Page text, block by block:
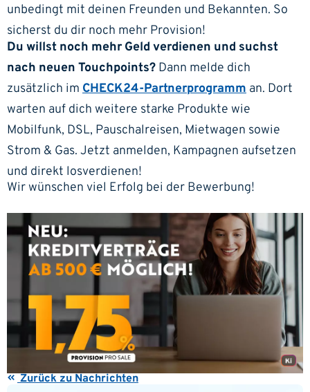
unbedingt mit deinen Freunden und Bekannten. So
sicherst du dir noch mehr Provision!
Du willst noch mehr Geld verdienen und suchst
nach neuen Touchpoints? Dann melde dich
zusätzlich im CHECK24-Partnerprogramm an. Dort
warten auf dich weitere starke Produkte wie
Mobilfunk, DSL, Pauschalreisen, Mietwagen sowie
Strom & Gas. Jetzt anmelden, Kampagnen aufsetzen
und direkt losverdienen!
Wir wünschen viel Erfolg bei der Bewerbung!
Zurück zu Nachrichten